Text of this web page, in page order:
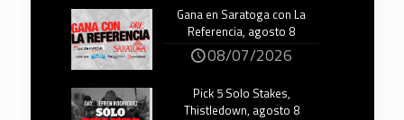
Gana en Saratoga con La
Referencia, agosto 8
08/07/2026
Pick 5 Solo Stakes,
Thistledown, agosto 8